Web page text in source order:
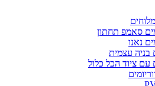
סאמפ תחתון
נאנו
בניה עצמית
עם ציוד הכל כלול